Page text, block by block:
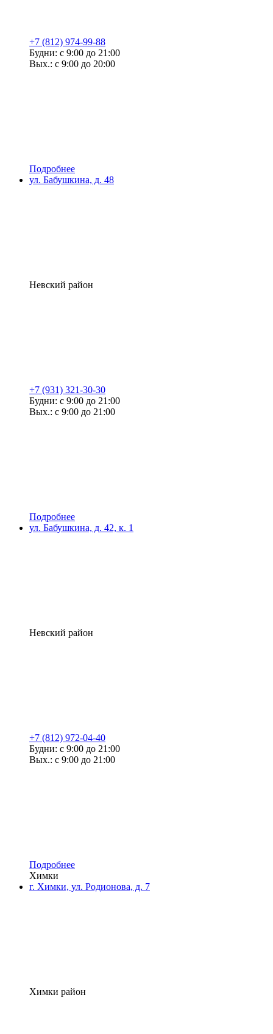
+7 (812) 974-99-88
Будни: с 9:00 до 21:00
Вых.: с 9:00 до 20:00
Подробнее
ул. Бабушкина, д. 48
Невский район
+7 (931) 321-30-30
Будни: с 9:00 до 21:00
Вых.: с 9:00 до 21:00
Подробнее
ул. Бабушкина, д. 42, к. 1
Невский район
+7 (812) 972-04-40
Будни: с 9:00 до 21:00
Вых.: с 9:00 до 21:00
Подробнее
Химки
г. Химки, ул. Родионова, д. 7
Химки район